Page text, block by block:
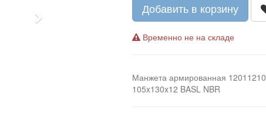
Next
Добавить в корзину
Временно не на складе
Манжета армированная
105x130x12 BASL NBR